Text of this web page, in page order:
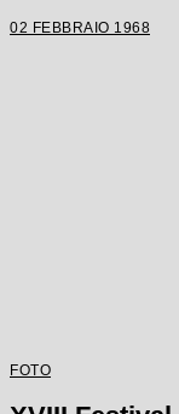
02 FEBBRAIO 1968
FOTO